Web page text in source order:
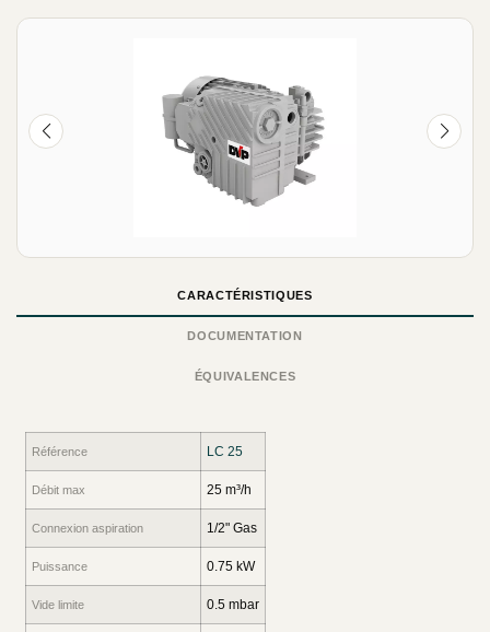
CARACTÉRISTIQUES
DOCUMENTATION
ÉQUIVALENCES
Référence LC 25
Débit max 25 m³/h
Connexion aspiration 1/2" Gas
Puissance 0.75 kW
Vide limite 0.5 mbar